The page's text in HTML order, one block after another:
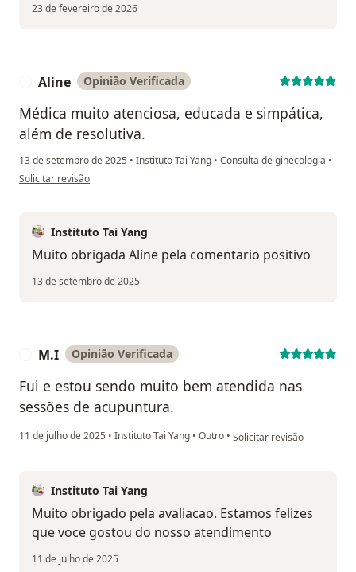
23 de fevereiro de 2026
Aline Opinião Verificada
Médica muito atenciosa, educada e simpática,
além de resolutiva.
13 de setembro de 2025 • Instituto Tai Yang • Consulta de ginecologia •
na opinião do utilizador Aline
Solicitar revisão
Instituto Tai Yang
Muito obrigada Aline pela comentario positivo
13 de setembro de 2025
M.I Opinião Verificada
Fui e estou sendo muito bem atendida nas
sessões de acupuntura.
11 de julho de 2025 • Instituto Tai Yang • Outro • na opinião do utilizador M.I
Solicitar revisão
Instituto Tai Yang
Muito obrigado pela avaliacao. Estamos felizes
que voce gostou do nosso atendimento
11 de julho de 2025